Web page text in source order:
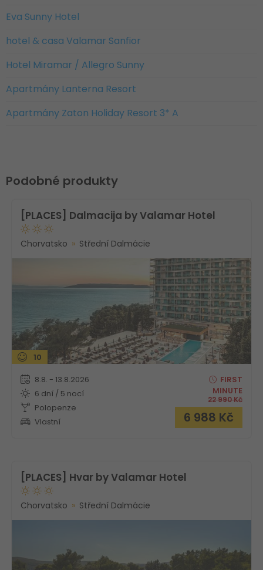
Eva Sunny Hotel
hotel & casa Valamar Sanfior
Hotel Miramar / Allegro Sunny
Apartmány Lanterna Resort
Apartmány Zaton Holiday Resort 3* A
Podobné produkty
[PLACES] Dalmacija by Valamar Hotel
Chorvatsko Střední Dalmácie
10
8.8. - 13.8.2026
6 dní / 5 nocí
Polopenze
Vlastní
FIRST
MINUTE
22 990Kč
6 988 Kč
[PLACES] Hvar by Valamar Hotel
Chorvatsko Střední Dalmácie